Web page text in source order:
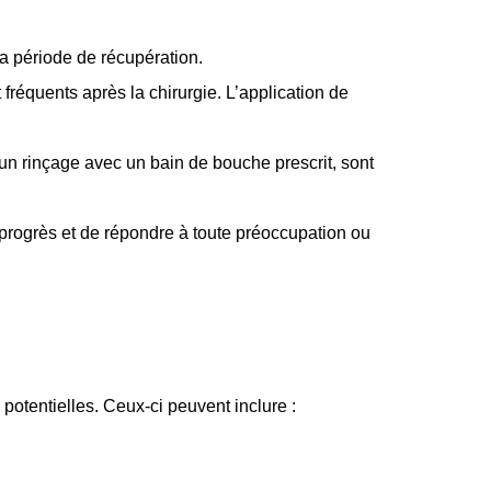
période de récupération.
après la chirurgie. L’application de
rinçage avec un bain de bouche prescrit, sont
et de répondre à toute préoccupation ou
Ceux-ci peuvent inclure :